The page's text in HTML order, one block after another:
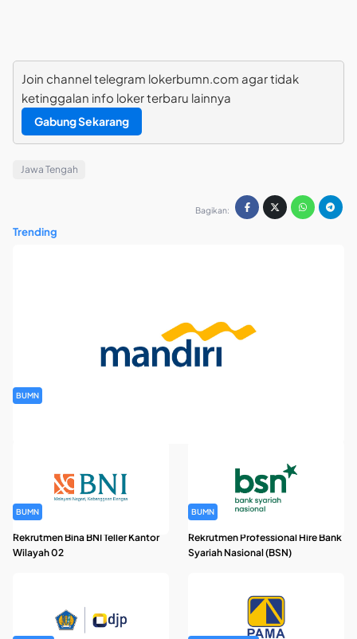
Join channel telegram lokerbumn.com agar tidak
ketinggalan info loker terbaru lainnya
Gabung Sekarang
Jawa Tengah
Bagikan:
Trending
BUMN
BUMN
Rekrutmen Bina BNI Teller Kantor
Wilayah 02
BUMN
Rekrutmen Professional Hire Bank
Syariah Nasional (BSN)